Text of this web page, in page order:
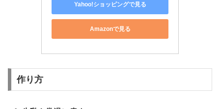
Yahoo!ショッピングで見る
Amazonで見る
作り方